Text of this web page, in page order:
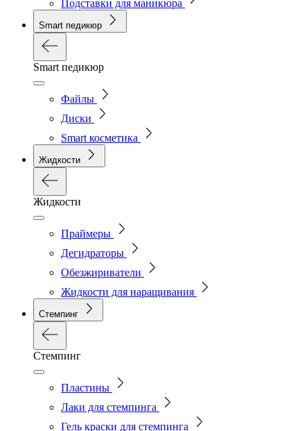
Подставки для маникюра
Smart педикюр
Smart педикюр
Файлы
Диски
Smart косметика
Жидкости
Жидкости
Праймеры
Дегидраторы
Обезжириватели
Жидкости для наращивания
Стемпинг
Стемпинг
Пластины
Лаки для стемпинга
Гель краски для стемпинга